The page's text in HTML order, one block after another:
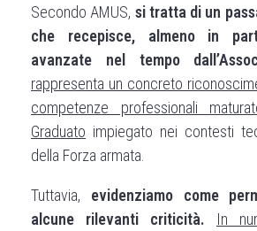
Secondo AMUS, si tratta di un
che recepisce, almeno in
avanzate nel tempo
rappresenta un concreto
competenze professionali
Graduato impiegato nei contesti
della Forza armata.
Tuttavia, evidenziamo come
alcune rilevanti criticità.
In